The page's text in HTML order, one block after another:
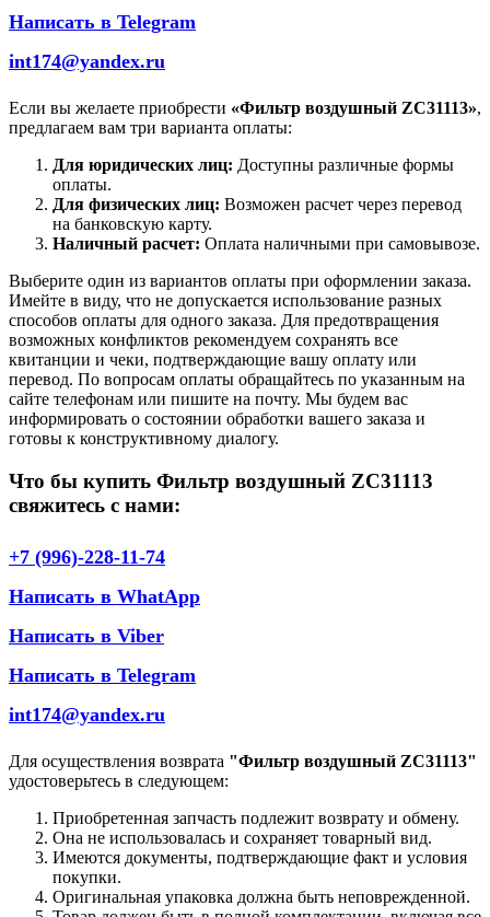
Написать в Telegram
int174@yandex.ru
Если вы желаете приобрести «Фильтр воздушный ZC31113»,
предлагаем вам три варианта оплаты:
Для юридических лиц: Доступны различные формы
оплаты.
Для физических лиц: Возможен расчет через перевод
на банковскую карту.
Наличный расчет: Оплата наличными при самовывозе.
Выберите один из вариантов оплаты при оформлении заказа.
Имейте в виду, что не допускается использование разных
способов оплаты для одного заказа. Для предотвращения
возможных конфликтов рекомендуем сохранять все
квитанции и чеки, подтверждающие вашу оплату или
перевод. По вопросам оплаты обращайтесь по указанным на
сайте телефонам или пишите на почту. Мы будем вас
информировать о состоянии обработки вашего заказа и
готовы к конструктивному диалогу.
Что бы купить Фильтр воздушный ZC31113
свяжитесь с нами:
+7 (996)-228-11-74
Написать в WhatApp
Написать в Viber
Написать в Telegram
int174@yandex.ru
Для осуществления возврата "Фильтр воздушный ZC31113"
удостоверьтесь в следующем:
Приобретенная запчасть подлежит возврату и обмену.
Она не использовалась и сохраняет товарный вид.
Имеются документы, подтверждающие факт и условия
покупки.
Оригинальная упаковка должна быть неповрежденной.